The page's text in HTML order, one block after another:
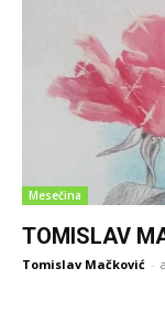
Mesečina
TOMISLAV
Tomislav Mačković -